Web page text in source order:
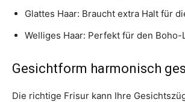
Glattes Haar: Braucht extra Halt für
Welliges Haar: Perfekt für den Boho-
Gesichtform harmonisch
Die richtige Frisur kann Ihre